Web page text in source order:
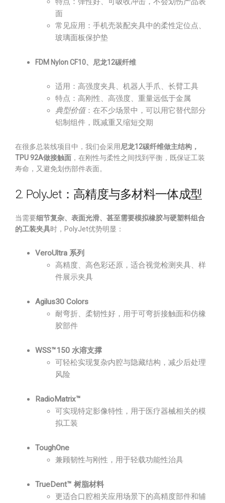
面
常见应用：手机壳装配夹具中的柔性定位点、
玻璃面板保护垫
FDM Nylon CF10、尼龙12碳纤维
适用：高强度夹具、机器人手爪、长臂工具
特点：高刚性、高强度、重量远低于金属
典型价值：在不少场景中，可以用它替代部分
铝制组件，既减重又缩短交期
在很多总装线项目中，我们会采用 尼龙12碳纤维做主结构，
TPU 92A做接触面 ，在刚性与柔性之间找到平衡，既保证工装
寿命，又避免划伤部件表面。
2. PolyJet：高精度与多材料一体成型
当需要细节复杂、表面光滑、甚至需要模拟橡胶与硬塑料组合
的工装夹具时，PolyJet优势明显：
VeroUltra 系列
高精度、高色彩还原，适合视觉检测夹具、样
件展示夹具
Agilus30 Colors
耐弯折、柔韧性好，用于可弯折接触面和仿橡
胶部件
WSS™150 水溶支撑
可轻松实现复杂内腔与隐藏结构，减少后处理
风险
RadioMatrix™
可实现特定影像特性，用于医疗器械相关的模
拟工装
ToughOne
兼顾韧性与刚性，用于轻载功能性治具
TrueDent™ 树脂材料
更适合口腔相关应用场景下的高精度部件和辅